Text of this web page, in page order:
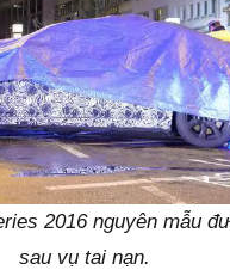
2016 nguyên mẫu
sau vụ tai nạn.